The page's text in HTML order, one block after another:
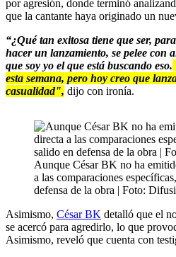
por agresión, donde terminó
que la cantante haya originado un
“¿Qué tan exitosa tiene que ser,
hacer un lanzamiento, se pelee con
que soy yo el que está buscando eso.
esta semana, pero hoy creo que
casualidad", dijo con ironía.
Aunque César BK no ha
a las comparaciones
defensa de la obra | Foto:
Asimismo, César BK detalló que el
se acercó para agredirlo, lo que
Asimismo, reveló que cuenta con